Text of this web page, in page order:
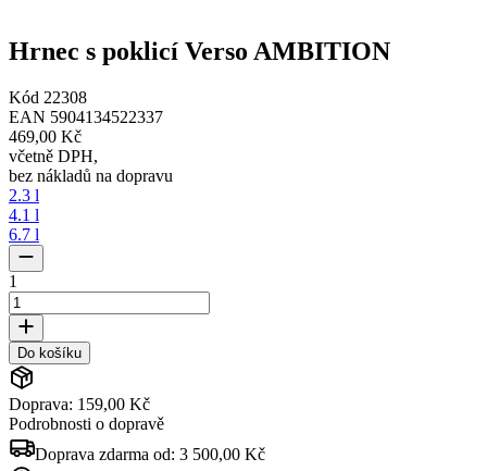
Hrnec s poklicí Verso AMBITION
Kód 22308
EAN 5904134522337
469,00 Kč
včetně DPH,
bez nákladů na dopravu
2.3 l
4.1 l
6.7 l
1
Do košíku
Doprava: 159,00 Kč
Podrobnosti o dopravě
Doprava zdarma od: 3 500,00 Kč